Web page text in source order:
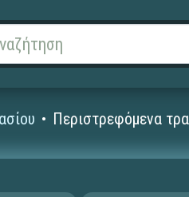
Περιστρεφόμενα